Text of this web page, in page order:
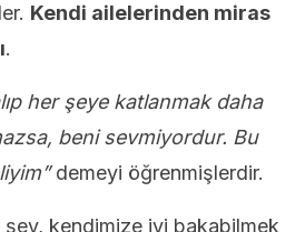
Kendi ailelerinden miras
.
her şeye katlanmak daha
beni sevmiyordur. Bu
demeyi öğrenmişlerdir.
şey, kendimize iyi bakabilmek